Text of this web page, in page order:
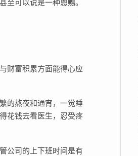
财富积累方面能得心应
的熬夜和通宵，一觉睡
花钱去看医生，忍受疼
公司的上下班时间是有